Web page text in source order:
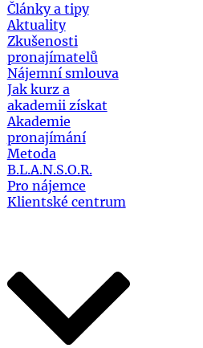
Články a tipy
Aktuality
Zkušenosti
pronajímatelů
Nájemní smlouva
Jak kurz a
akademii získat
Akademie
pronajímání
Metoda
B.L.A.N.S.O.R.
Pro nájemce
Klientské centrum